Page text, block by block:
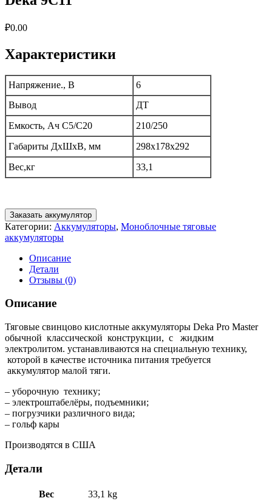
₽0.00
Характеристики
Напряжение., В
6
Вывод
ДТ
Емкость, Ач C5/C20
210/250
Габариты ДxШxВ, мм
298x178x292
Вес,кг
33,1
Заказать аккумулятор
Категории: Аккумуляторы, Моноблочные тяговые
аккумуляторы
Описание
Детали
Отзывы (0)
Описание
Тяговые свинцово кислотные аккумуляторы Deka Pro Master
обычной классической конструкции, с жидким
электролитом. устанавливаются на специальную технику,
которой в качестве источника питания требуется
аккумулятор малой тяги.
– уборочную технику;
– электроштабелёры, подъемники;
– погрузчики различного вида;
– гольф кары
Производятся в США
Детали
Вес
33,1 kg